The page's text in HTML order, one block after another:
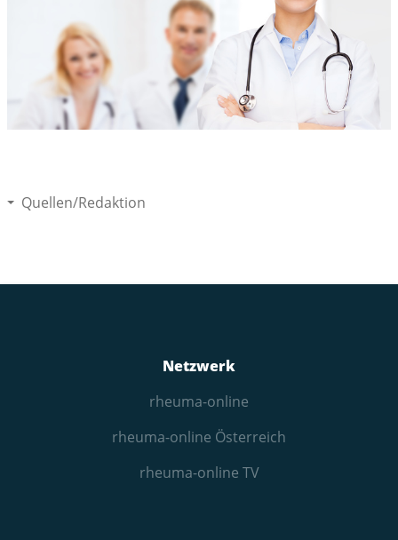
Quellen/Redaktion
Netzwerk
rheuma-online
rheuma-online Österreich
rheuma-online TV